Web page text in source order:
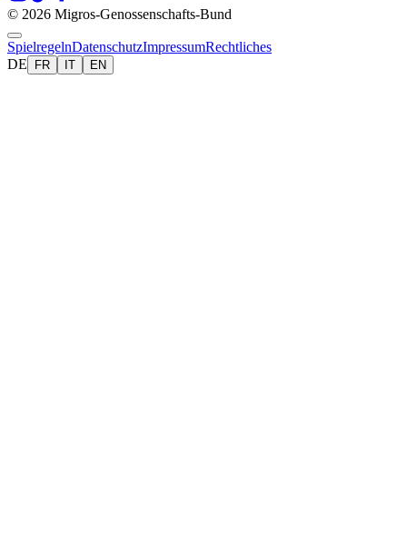
© 2026 Migros-Genossenschafts-Bund
SpielregelnDatenschutzImpressumRechtliches
DE
FR IT EN